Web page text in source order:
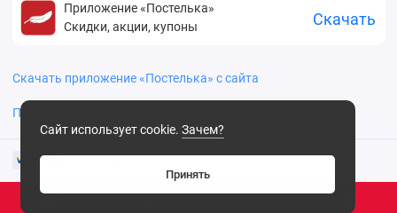
Сайт использует cookie. Зачем?
Принять
Приложение «Постелька»
Скидки, акции, купоны
Скачать
Скачать приложение «Постелька» с сайта
Политика конфиденциальности